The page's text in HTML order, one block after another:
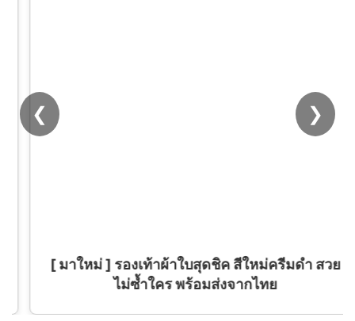
[ มาใหม่ ] รองเท้าผ้าใบสุดชิค สีใหม่ครีมดำ สวย
ไม่ซ้ำใคร พร้อมส่งจากไทย
❮ ❯